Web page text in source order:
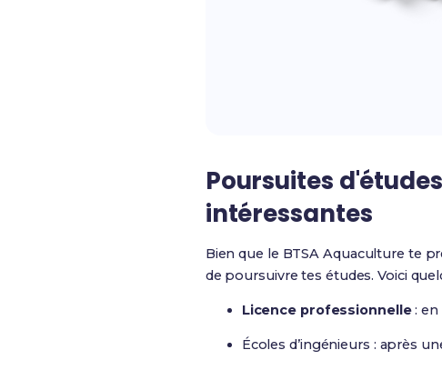
Poursuites
intéressantes
Bien que le BTSA Aquaculture te
de poursuivre tes études. Voici
Licence professionnelle: en
Écoles d’ingénieurs : après